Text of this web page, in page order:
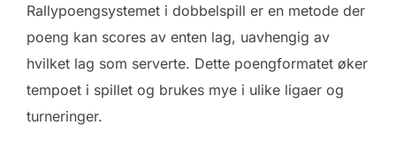
Rallypoengsystemet i dobbelspill er en metode der
poeng kan scores av enten lag, uavhengig av
hvilket lag som serverte. Dette poengformatet øker
tempoet i spillet og brukes mye i ulike ligaer og
turneringer.